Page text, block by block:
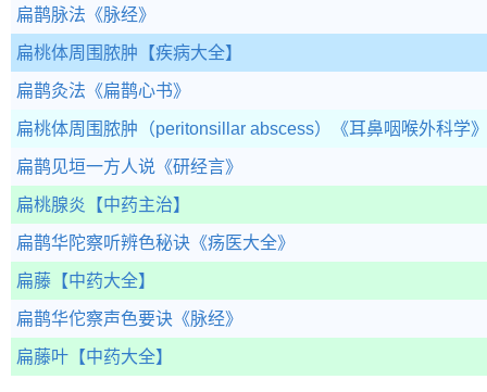
扁鹊脉法 《脉经》
扁桃体周围脓肿 【疾病大全】
扁鹊灸法 《扁鹊心书》
扁桃体周围脓肿（peritonsillar abscess） 《耳鼻咽喉外科学》
扁鹊见垣一方人说 《研经言》
扁桃腺炎 【中药主治】
扁鹊华陀察听辨色秘诀 《疡医大全》
扁藤 【中药大全】
扁鹊华佗察声色要诀 《脉经》
扁藤叶 【中药大全】